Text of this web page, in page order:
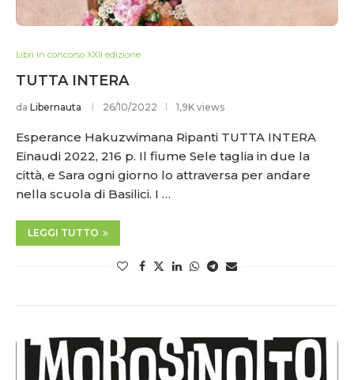
Libri in concorso XXII edizione
TUTTA INTERA
da Libernauta 26/10/2022 1,9K views
Esperance Hakuzwimana Ripanti TUTTA INTERA
Einaudi 2022, 216 p. Il fiume Sele taglia in due la
città, e Sara ogni giorno lo attraversa per andare
nella scuola di Basilici. I …
LEGGI TUTTO